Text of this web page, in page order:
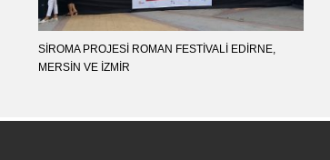
SIROMA PROJESI ROMAN FESTIVALI EDIRNE,
MERSIN VE İZMIR